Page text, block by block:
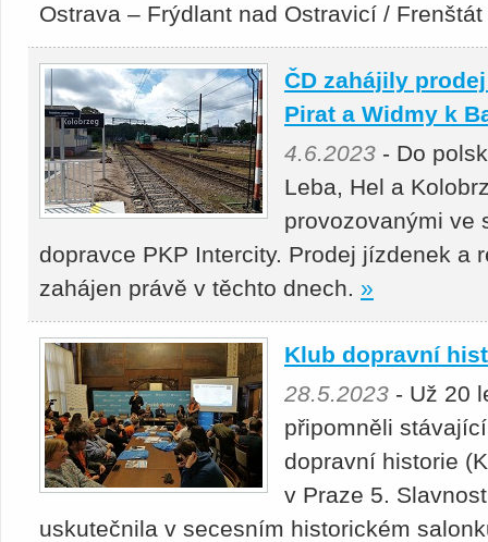
Ostrava – Frýd­lant nad Ostravicí /
ČD zahájily
Pirat a Widmy k
4.6.2023 - Do
Leba, Hel a
provozovanými ve
dopravce PKP Intercity. Prodej jízdenek a
zahájen právě v těchto dnech. »
Klub dopravní
28.5.2023 - Už 20
připomněli
dopravní historie
v Praze 5.
uskutečnila v secesním historickém